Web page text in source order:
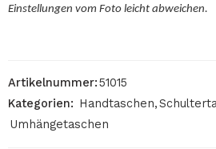
Einstellungen vom Foto leicht abweichen.
Artikelnummer:51015
Kategorien: Handtaschen,
Umhängetaschen